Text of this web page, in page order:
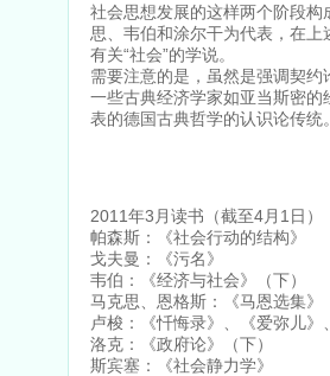
社会思想发展的这样两个阶段
思、韦伯和涂尔干为代表，在
有关“社会”的学说。
需要注意的是，虽然是强调契
一些古典经济学家如亚当斯密
表的德国古典哲学的认识论传统
2011年3月读书（截至4月1日）
帕森斯：《社会行动的结构》
戈夫曼：《污名》
韦伯：《经济与社会》（下）
马克思、恩格斯：《马恩选集》
卢梭：《忏悔录》、《爱弥儿
洛克：《政府论》（下）
斯宾塞：《社会静力学》